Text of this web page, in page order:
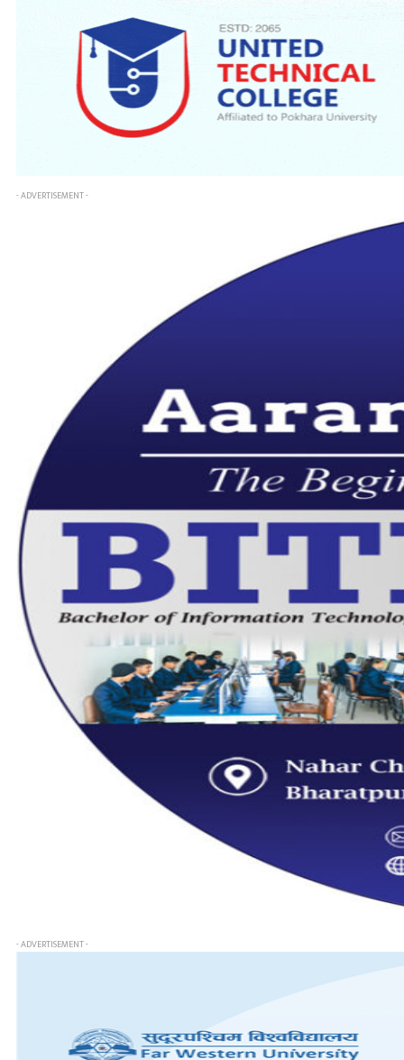
- ADVERTISEMENT -
- ADVERTISEMENT -